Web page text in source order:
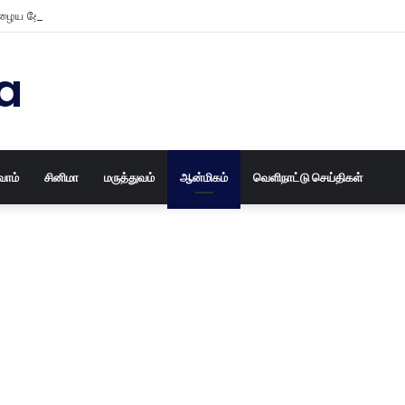
தோசக்கல்லையும் புதுசா மாத்திடலாம் 10 நிமிடத்தில் பழைய தோசக்கல்லை
சினிமா மருத்துவம் ஆன்மிகம் வெளிநாட்டு செய்திகள்